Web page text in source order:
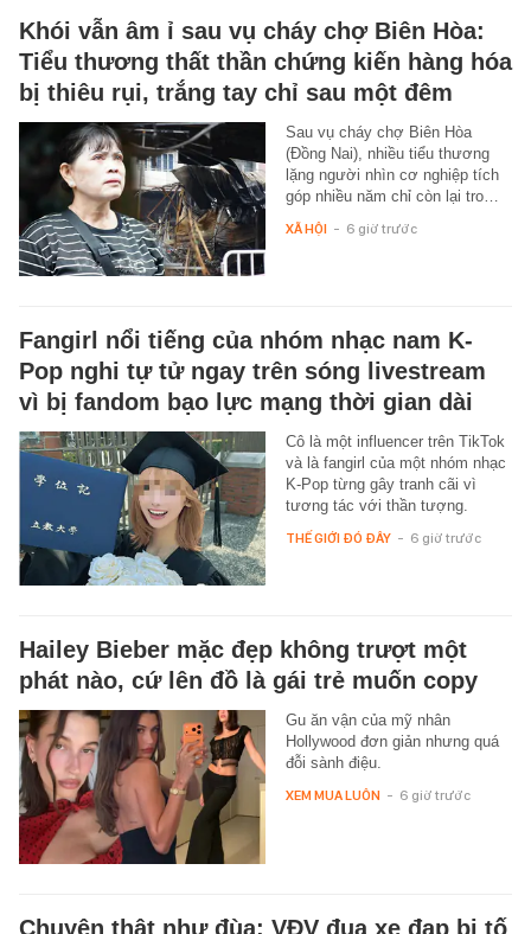
Khói vẫn âm ỉ sau vụ cháy chợ Biên Hòa:
Tiểu thương thất thần chứng kiến hàng hóa
bị thiêu rụi, trắng tay chỉ sau một đêm
Sau vụ cháy chợ Biên Hòa
(Đồng Nai), nhiều tiểu thương
lặng người nhìn cơ nghiệp tích
góp nhiều năm chỉ còn lại tro…
XÃ HỘI - 6 giờ trước
Fangirl nổi tiếng của nhóm nhạc nam K-
Pop nghi tự tử ngay trên sóng livestream
vì bị fandom bạo lực mạng thời gian dài
Cô là một influencer trên TikTok
và là fangirl của một nhóm nhạc
K-Pop từng gây tranh cãi vì
tương tác với thần tượng.
THẾ GIỚI ĐÓ ĐÂY - 6 giờ trước
Hailey Bieber mặc đẹp không trượt một
phát nào, cứ lên đồ là gái trẻ muốn copy
Gu ăn vận của mỹ nhân
Hollywood đơn giản nhưng quá
đỗi sành điệu.
XEM MUA LUÔN - 6 giờ trước
Chuyện thật như đùa: VĐV đua xe đạp bị tố